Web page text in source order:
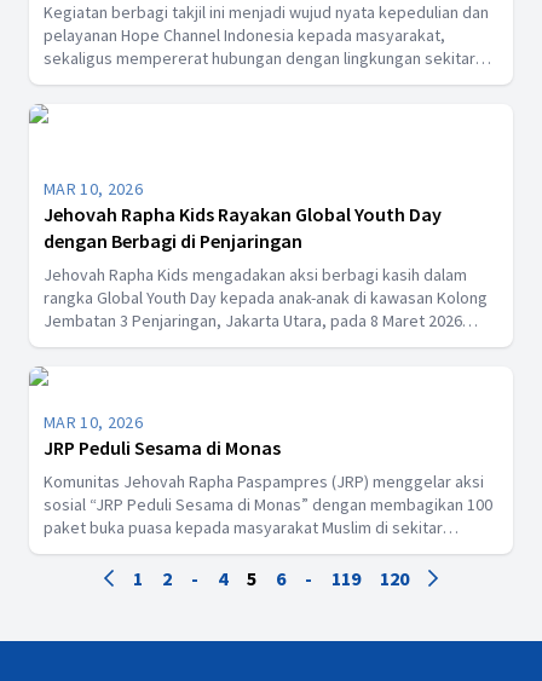
Kegiatan berbagi takjil ini menjadi wujud nyata kepedulian dan
pelayanan Hope Channel Indonesia kepada masyarakat,
sekaligus mempererat hubungan dengan lingkungan sekitar
serta menebarkan semangat kasih dan toleransi di tengah
perbedaan keyakinan.
MAR 10, 2026
Jehovah Rapha Kids Rayakan Global Youth Day
dengan Berbagi di Penjaringan
Jehovah Rapha Kids mengadakan aksi berbagi kasih dalam
rangka Global Youth Day kepada anak-anak di kawasan Kolong
Jembatan 3 Penjaringan, Jakarta Utara, pada 8 Maret 2026
dengan kegiatan cerita inspiratif, permainan, serta pembagian
25 paket sembako dan menu buka puasa bagi keluarga yang
hadir.
MAR 10, 2026
JRP Peduli Sesama di Monas
Komunitas Jehovah Rapha Paspampres (JRP) menggelar aksi
sosial “JRP Peduli Sesama di Monas” dengan membagikan 100
paket buka puasa kepada masyarakat Muslim di sekitar
Stasiun Gambir dan Monas, Jakarta, sebagai wujud kepedulian
dan pembelajaran berbagi kasih tanpa memandang
1 2 - 4 5 6 - 119 120